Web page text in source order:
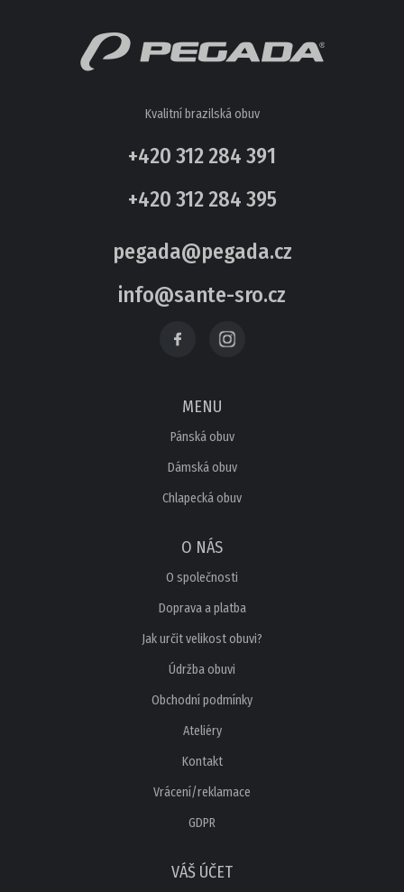
Kvalitní brazilská obuv
+420 312 284 391
+420 312 284 395
pegada@pegada.cz
info@sante-sro.cz
MENU
Pánská obuv
Dámská obuv
Chlapecká obuv
O NÁS
O společnosti
Doprava a platba
Jak určit velikost obuvi?
Údržba obuvi
Obchodní podmínky
Ateliéry
Kontakt
Vrácení/reklamace
GDPR
VÁŠ ÚČET